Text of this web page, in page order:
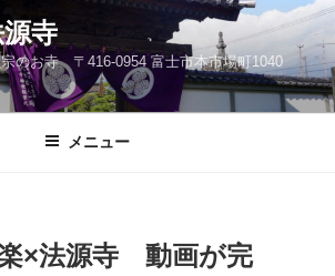
寺
宗のお寺 〒416-0954 富士市本市場町1040
メニュー
×法源寺 動画が完